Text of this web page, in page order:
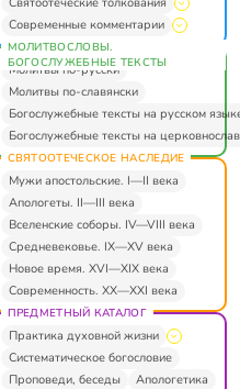
Современные комментарии
МОЛИТВОСЛОВЫ.
БОГОСЛУЖЕБНЫЕ ТЕКСТЫ
Молитвы по-русски
Молитвы по-славянски
Богослужебные тексты на русском
Богослужебные тексты на
СВЯТООТЕЧЕСКОЕ НАСЛЕДИЕ
Мужи апостольские. I—II века
Апологеты. II—III века
Вселенские соборы. IV—VIII века
Средневековье. IX—XV века
Новое время. XVI—XIX века
Современность. XX—XXI века
ПРЕДМЕТНЫЙ КАТАЛОГ
Практика духовной жизни
Систематическое богословие
Проповеди, беседы
Апологетика